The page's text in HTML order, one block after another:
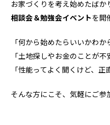
お家づくりを考え始めたばか
相談会＆勉強会イベントを開
「何から始めたらいいかわか
「土地探しやお金のことが不
「性能ってよく聞くけど、正
そんな方にこそ、気軽にご参